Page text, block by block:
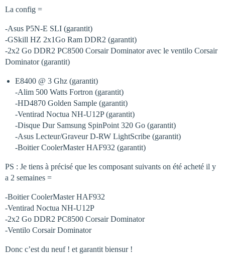
La config =
-Asus P5N-E SLI (garantit)
-GSkill HZ 2x1Go Ram DDR2 (garantit)
-2x2 Go DDR2 PC8500 Corsair Dominator avec le ventilo Corsair
Dominator (garantit)
E8400 @ 3 Ghz (garantit)
-Alim 500 Watts Fortron (garantit)
-HD4870 Golden Sample (garantit)
-Ventirad Noctua NH-U12P (garantit)
-Disque Dur Samsung SpinPoint 320 Go (garantit)
-Asus Lecteur/Graveur D-RW LightScribe (garantit)
-Boitier CoolerMaster HAF932 (garantit)
PS : Je tiens à précisé que les composant suivants on été acheté il y
a 2 semaines =
-Boitier CoolerMaster HAF932
-Ventirad Noctua NH-U12P
-2x2 Go DDR2 PC8500 Corsair Dominator
-Ventilo Corsair Dominator
Donc c’est du neuf ! et garantit biensur !